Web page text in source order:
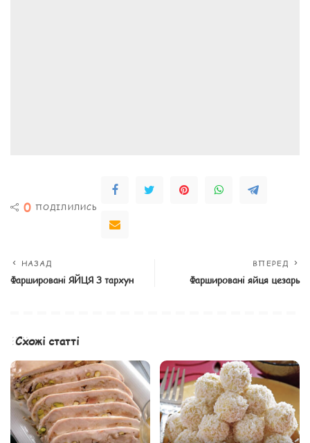
0 ПОДІЛИЛИСЬ
НАЗАД
Фаршировані ЯЙЦЯ З тархун
ВПЕРЕД
Фаршировані яйця цезарь
Схожі статті